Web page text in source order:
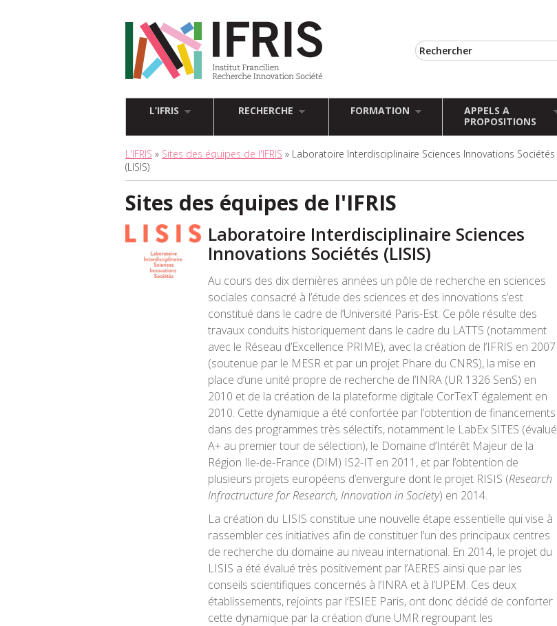
L’IFRIS RECHERCHE FORMATION
APPELS A
PROPOSITIONS
L'IFRIS » Sites des équipes de l'IFRIS » Laboratoire Interdisciplinaire Sciences Innovations Sociétés
(LISIS)
Sites des équipes de l'IFRIS
Laboratoire Interdisciplinaire Sciences
Innovations Sociétés (LISIS)
Au cours des dix dernières années un pôle de recherche en sciences
sociales consacré à l’étude des sciences et des innovations s’est
constitué dans le cadre de l’Université Paris-Est. Ce pôle résulte des
travaux conduits historiquement dans le cadre du LATTS (notamment
avec le Réseau d’Excellence PRIME), avec la création de l’IFRIS en 2007
(soutenue par le MESR et par un projet Phare du CNRS), la mise en
place d’une unité propre de recherche de l’INRA (UR 1326 SenS) en
2010 et de la création de la plateforme digitale CorTexT également en
2010. Cette dynamique a été confortée par l’obtention de financements
dans des programmes très sélectifs, notamment le LabEx SITES (évalué
A+ au premier tour de sélection), le Domaine d’Intérêt Majeur de la
Région Ile-de-France (DIM) IS2-IT en 2011, et par l’obtention de
plusieurs projets européens d’envergure dont le projet RISIS (Research
Infractructure for Research, Innovation in Society) en 2014.
La création du LISIS constitue une nouvelle étape essentielle qui vise à
rassembler ces initiatives afin de constituer l’un des principaux centres
de recherche du domaine au niveau international. En 2014, le projet du
LISIS a été évalué très positivement par l’AERES ainsi que par les
conseils scientifiques concernés à l’INRA et à l’UPEM. Ces deux
établissements, rejoints par l’ESIEE Paris, ont donc décidé de conforter
cette dynamique par la création d’une UMR regroupant les